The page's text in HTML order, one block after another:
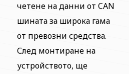
четене на данни от CAN
шината за широка гама
от превозни средства.
След монтиране на
устройството, ще